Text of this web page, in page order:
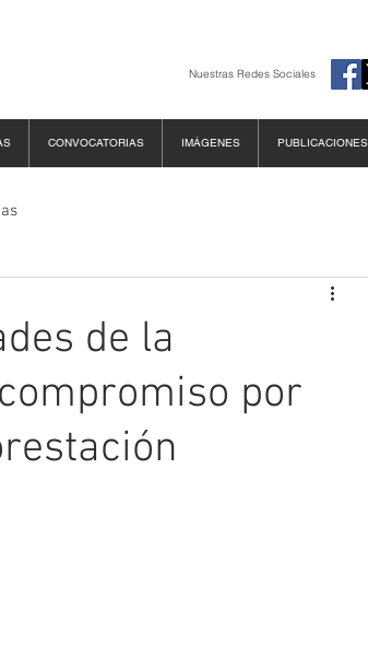
Nuestras Redes Sociales
de la
por
CONVOCATORIAS IMÁGENES PUBLICACIONES